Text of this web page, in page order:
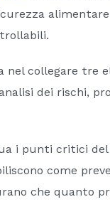
nel collegare tre
dei rischi,
i punti critici del
come
che quanto